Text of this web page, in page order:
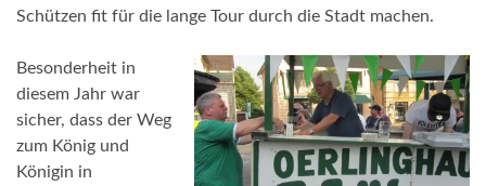
Schützen fit für die lange Tour durch die Stadt machen.
Besonderheit in
diesem Jahr war
sicher, dass der Weg
zum König und
Königin in